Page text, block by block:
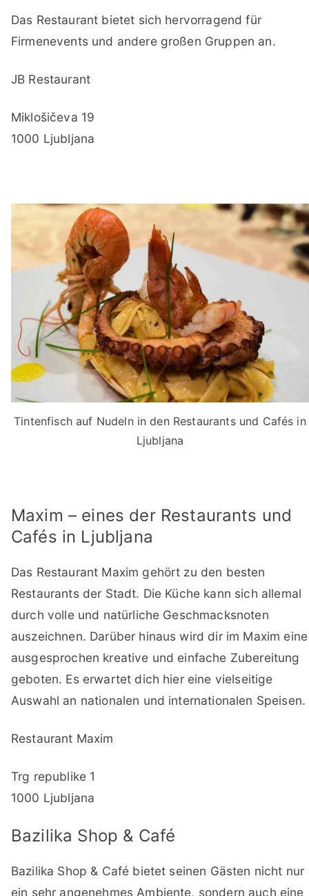
Das Restaurant bietet sich hervorragend für
Firmenevents und andere großen Gruppen an.
JB Restaurant
Miklošičeva 19
1000 Ljubljana
Tintenfisch auf Nudeln in den Restaurants und Cafés in
Ljubljana
Maxim – eines der Restaurants und
Cafés in Ljubljana
Das Restaurant Maxim gehört zu den besten
Restaurants der Stadt. Die Küche kann sich allemal
durch volle und natürliche Geschmacksnoten
auszeichnen. Darüber hinaus wird dir im Maxim eine
ausgesprochen kreative und einfache Zubereitung
geboten. Es erwartet dich hier eine vielseitige
Auswahl an nationalen und internationalen Speisen.
Restaurant Maxim
Trg republike 1
1000 Ljubljana
Bazilika Shop & Café
Bazilika Shop & Café bietet seinen Gästen nicht nur
ein sehr angenehmes Ambiente, sondern auch eine